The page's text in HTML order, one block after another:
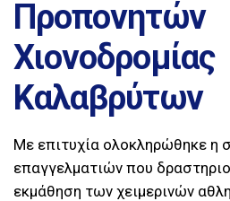
Προπονητών
Χιονοδρομίας
Καλαβρύτων
Με επιτυχία ολοκληρώθηκε η
επαγγελματιών που
εκμάθηση των χειμερινών